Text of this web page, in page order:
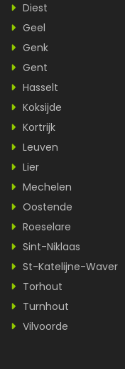
Diest
Geel
Genk
Gent
Hasselt
Koksijde
Kortrijk
Leuven
Lier
Mechelen
Oostende
Roeselare
Sint-Niklaas
St-Katelijne-Waver
Torhout
Turnhout
Vilvoorde